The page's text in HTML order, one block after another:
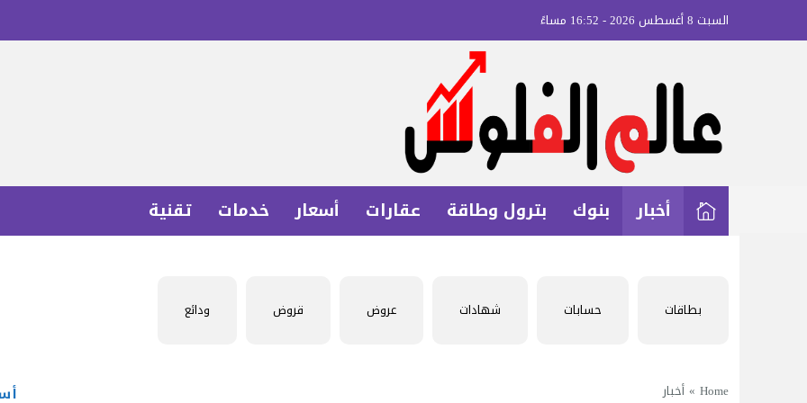
السبت 8 أغسطس 2026 - 16:52 مساءً
أخبار بنوك بترول وطاقة عقارات أسعار خدمات تقنية
بطاقات حسابات شهادات عروض قروض ودائع
Home
» أخبار